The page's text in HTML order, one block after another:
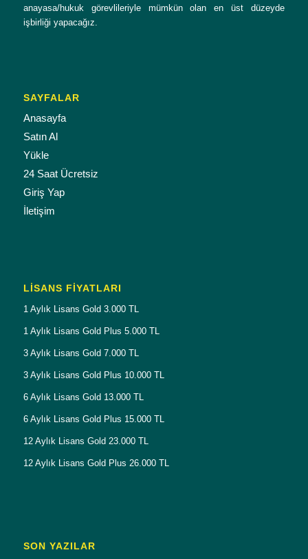
anayasa/hukuk görevlileriyle mümkün olan en üst düzeyde
işbirliği yapacağız.
SAYFALAR
Anasayfa
Satın Al
Yükle
24 Saat Ücretsiz
Giriş Yap
İletişim
LISANS FIYATLARI
1 Aylık Lisans Gold 3.000 TL
1 Aylık Lisans Gold Plus 5.000 TL
3 Aylık Lisans Gold 7.000 TL
3 Aylık Lisans Gold Plus 10.000 TL
6 Aylık Lisans Gold 13.000 TL
6 Aylık Lisans Gold Plus 15.000 TL
12 Aylık Lisans Gold 23.000 TL
12 Aylık Lisans Gold Plus 26.000 TL
SON YAZILAR